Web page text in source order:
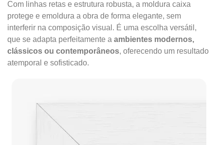
Com linhas retas e estrutura robusta, a moldura caixa
protege e emoldura a obra de forma elegante, sem
interferir na composição visual. É uma escolha versátil,
que se adapta perfeitamente a ambientes modernos,
clássicos ou contemporâneos, oferecendo um resultado
atemporal e sofisticado.